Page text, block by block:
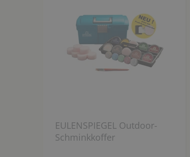
EULENSPIEGEL Outdoor-
Schminkkoffer